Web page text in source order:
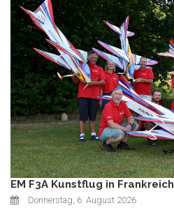
EM F3A Kunstflug in Frankreich
Donnerstag, 6. August 2026